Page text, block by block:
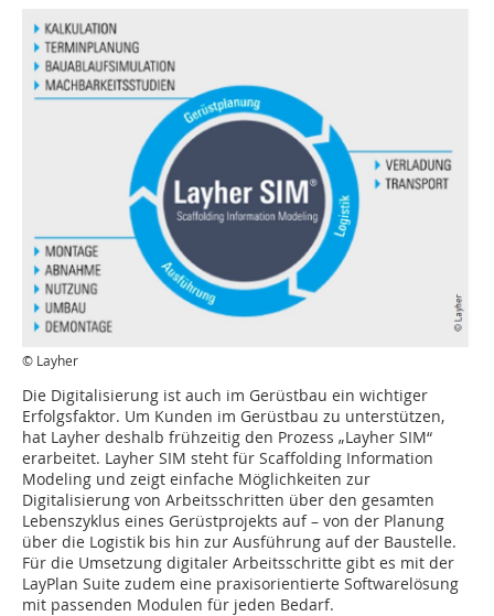
© Layher
Die Digitalisierung ist auch im Gerüstbau ein wichtiger
Erfolgsfaktor. Um Kunden im Gerüstbau zu unterstützen,
hat Layher deshalb frühzeitig den Prozess „Layher SIM“
erarbeitet. Layher SIM steht für Scaffolding Information
Modeling und zeigt einfache Möglichkeiten zur
Digitalisierung von Arbeitsschritten über den gesamten
Lebenszyklus eines Gerüstprojekts auf – von der Planung
über die Logistik bis hin zur Ausführung auf der Baustelle.
Für die Umsetzung digitaler Arbeitsschritte gibt es mit der
LayPlan Suite zudem eine praxisorientierte Softwarelösung
mit passenden Modulen für jeden Bedarf.